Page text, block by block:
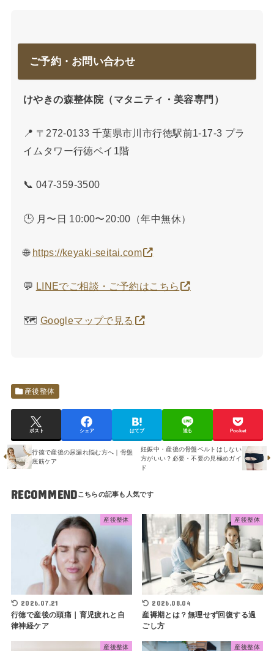
ご予約・お問い合わせ
けやきの森整体院（マタニティ・美容専門）
📍 〒272-0133 千葉県市川市行徳駅前1-17-3 プラ
イムタワー行徳ベイ1階
📞 047-359-3500
🕒 月〜日 10:00〜20:00（年中無休）
🌐 https://keyaki-seitai.com
💬 LINEでご相談・ご予約はこちら
🗺️ Googleマップで見る
産後整体
ポスト シェア はてブ 送る Pocket
行徳で産後の尿漏れ悩む方へ｜骨盤
底筋ケア
妊娠中・産後の骨盤ベルトはしない
方がいい？必要・不要の見極めガイ
ド
RECOMMEND
産後整体
2026.07.21
行徳で産後の頭痛｜育児疲れと自
律神経ケア
産後整体
2026.08.04
産褥期とは？無理せず回復する過
ごし方
産後整体 産後整体